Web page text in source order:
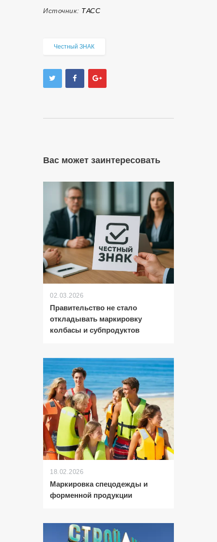
Источник: ТАСС
Честный ЗНАК
Вас может заинтересовать
02.03.2026
Правительство не стало
откладывать маркировку
колбасы и субпродуктов
18.02.2026
Маркировка спецодежды и
форменной продукции